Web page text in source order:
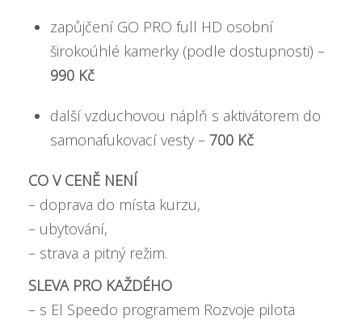
zapůjčení GO PRO full HD osobní
širokoúhlé kamerky (podle dostupnosti) –
990 Kč
další vzduchovou náplň s aktivátorem do
samonafukovací vesty – 700 Kč
CO V CENĚ NENÍ
– doprava do místa kurzu,
– ubytování,
– strava a pitný režim.
SLEVA PRO KAŽDÉHO
– s El Speedo programem Rozvoje pilota